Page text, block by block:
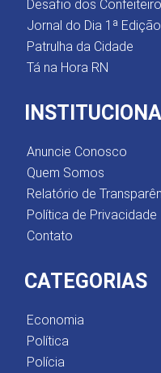
Desafio dos
Jornal do Dia 1ª Edição
Patrulha da Cidade
Tá na Hora RN
Anuncie Conosco
Quem Somos
Relatório de
Política de Privacidade
Contato
CATEGORIAS
Economia
Política
Polícia